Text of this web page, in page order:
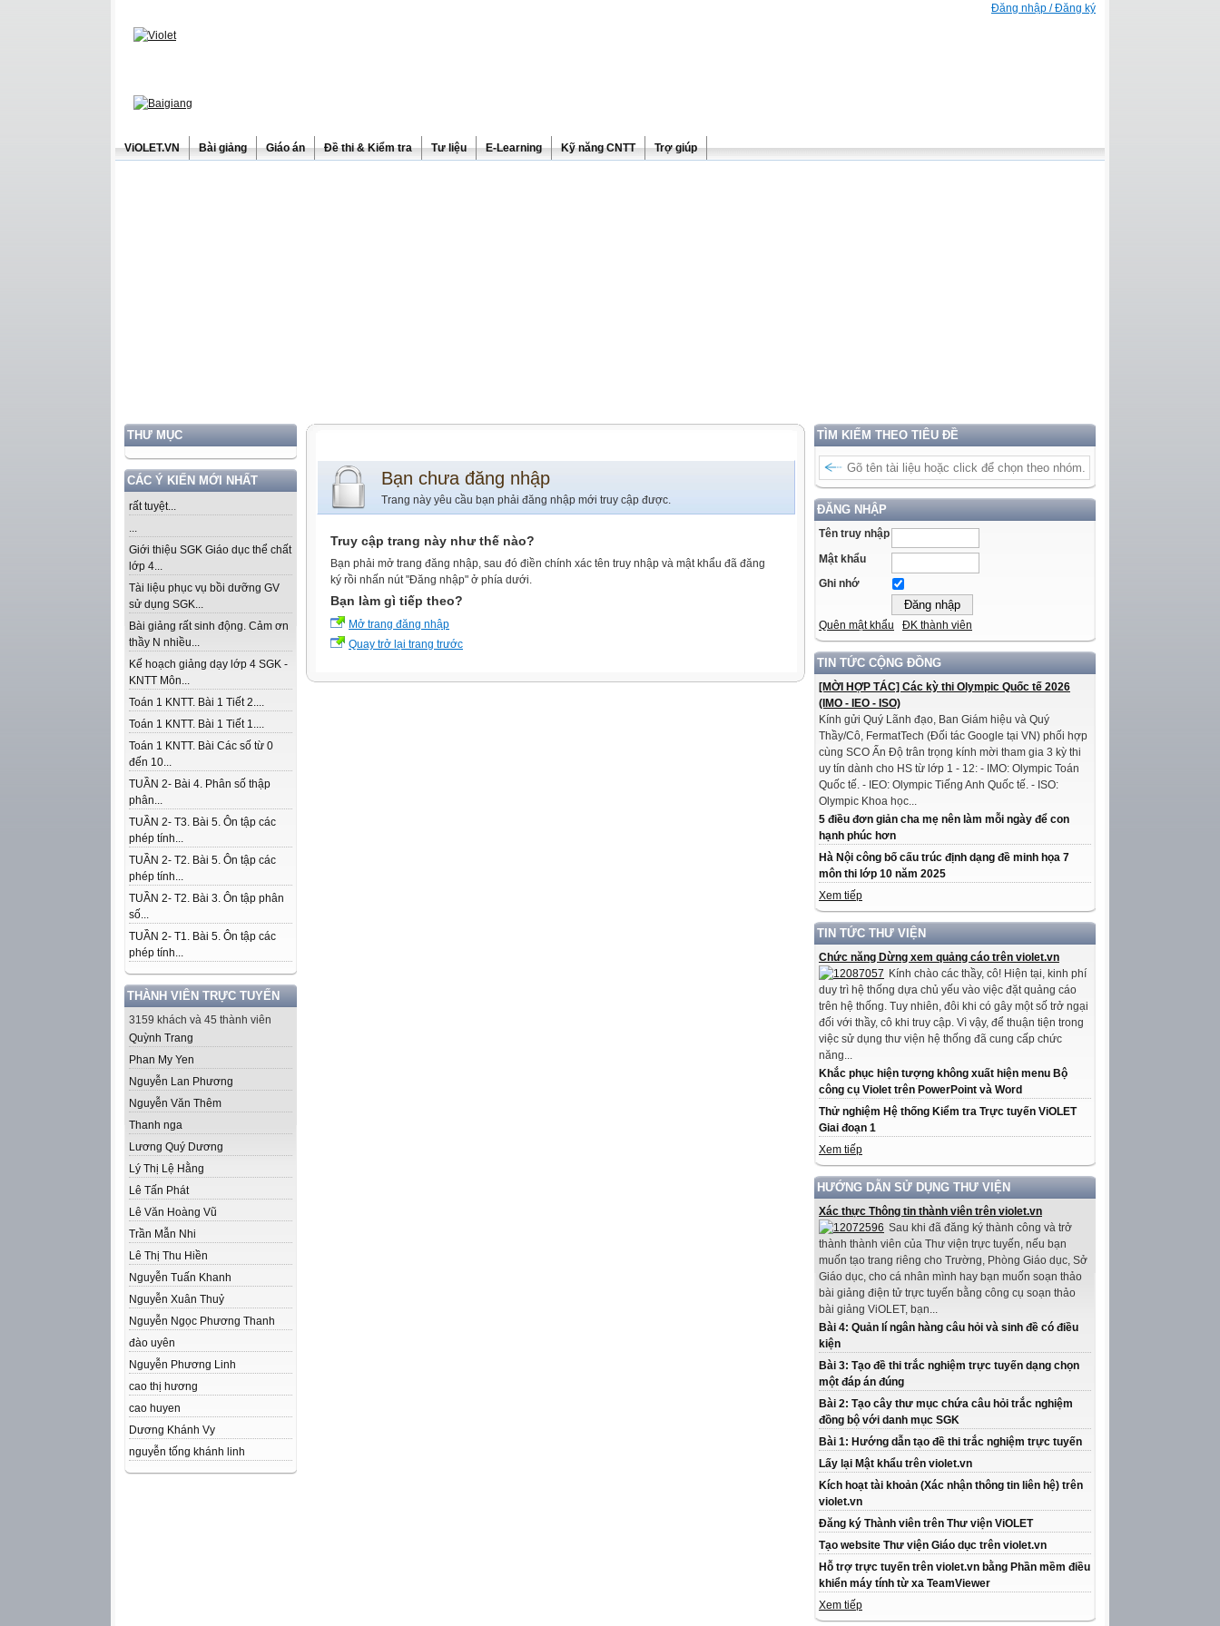
Đăng nhập / Đăng ký
ViOLET.VN Bài giảng Giáo án Đề thi & Kiểm tra Tư liệu E-Learning Kỹ năng CNTT Trợ giúp
THƯ MỤC
CÁC Ý KIẾN MỚI NHẤT
rất tuyệt...
...
Giới thiệu SGK Giáo dục thể chất
lớp 4...
Tài liệu phục vụ bồi dưỡng GV
sử dụng SGK...
Bài giảng rất sinh động. Cảm ơn
thầy N nhiều...
Kế hoạch giảng dạy lớp 4 SGK -
KNTT Môn...
Toán 1 KNTT. Bài 1 Tiết 2....
Toán 1 KNTT. Bài 1 Tiết 1....
Toán 1 KNTT. Bài Các số từ 0
đến 10...
TUẦN 2- Bài 4. Phân số thập
phân...
TUẦN 2- T3. Bài 5. Ôn tập các
phép tính...
TUẦN 2- T2. Bài 5. Ôn tập các
phép tính...
TUẦN 2- T2. Bài 3. Ôn tập phân
số...
TUẦN 2- T1. Bài 5. Ôn tập các
phép tính...
THÀNH VIÊN TRỰC TUYẾN
3159 khách và 45 thành viên
Quỳnh Trang
Phan My Yen
Nguyễn Lan Phương
Nguyễn Văn Thêm
Thanh nga
Lương Quý Dương
Lý Thị Lệ Hằng
Lê Tấn Phát
Lê Văn Hoàng Vũ
Trần Mẫn Nhi
Lê Thị Thu Hiền
Nguyễn Tuấn Khanh
Nguyễn Xuân Thuỷ
Nguyễn Ngọc Phương Thanh
đào uyên
Nguyễn Phương Linh
cao thị hương
cao huyen
Dương Khánh Vy
nguyễn tống khánh linh
TÌM KIẾM THEO TIÊU ĐỀ
ĐĂNG NHẬP
Tên truy nhập
Mật khẩu
Ghi nhớ
Quên mật khẩu ĐK thành viên
TIN TỨC CỘNG ĐỒNG
[MỜI HỢP TÁC] Các kỳ thi Olympic Quốc tế 2026
(IMO - IEO - ISO)
Kính gửi Quý Lãnh đạo, Ban Giám hiệu và Quý
Thầy/Cô, FermatTech (Đối tác Google tại VN) phối hợp
cùng SCO Ấn Độ trân trọng kính mời tham gia 3 kỳ thi
uy tín dành cho HS từ lớp 1 - 12: - IMO: Olympic Toán
Quốc tế. - IEO: Olympic Tiếng Anh Quốc tế. - ISO:
Olympic Khoa học...
5 điều đơn giản cha mẹ nên làm mỗi ngày để con
hạnh phúc hơn
Hà Nội công bố cấu trúc định dạng đề minh họa 7
môn thi lớp 10 năm 2025
Xem tiếp
TIN TỨC THƯ VIỆN
Chức năng Dừng xem quảng cáo trên violet.vn
Kính chào các thầy, cô! Hiện tại, kinh phí
duy trì hệ thống dựa chủ yếu vào việc đặt quảng cáo
trên hệ thống. Tuy nhiên, đôi khi có gây một số trở ngại
đối với thầy, cô khi truy cập. Vì vậy, để thuận tiện trong
việc sử dụng thư viện hệ thống đã cung cấp chức
năng...
Khắc phục hiện tượng không xuất hiện menu Bộ
công cụ Violet trên PowerPoint và Word
Thử nghiệm Hệ thống Kiểm tra Trực tuyến ViOLET
Giai đoạn 1
Xem tiếp
HƯỚNG DẪN SỬ DỤNG THƯ VIỆN
Xác thực Thông tin thành viên trên violet.vn
Sau khi đã đăng ký thành công và trở
thành thành viên của Thư viện trực tuyến, nếu bạn
muốn tạo trang riêng cho Trường, Phòng Giáo dục, Sở
Giáo dục, cho cá nhân mình hay bạn muốn soạn thảo
bài giảng điện tử trực tuyến bằng công cụ soạn thảo
bài giảng ViOLET, bạn...
Bài 4: Quản lí ngân hàng câu hỏi và sinh đề có điều
kiện
Bài 3: Tạo đề thi trắc nghiệm trực tuyến dạng chọn
một đáp án đúng
Bài 2: Tạo cây thư mục chứa câu hỏi trắc nghiệm
đồng bộ với danh mục SGK
Bài 1: Hướng dẫn tạo đề thi trắc nghiệm trực tuyến
Lấy lại Mật khẩu trên violet.vn
Kích hoạt tài khoản (Xác nhận thông tin liên hệ) trên
violet.vn
Đăng ký Thành viên trên Thư viện ViOLET
Tạo website Thư viện Giáo dục trên violet.vn
Hỗ trợ trực tuyến trên violet.vn bằng Phần mềm điều
khiển máy tính từ xa TeamViewer
Xem tiếp
Bạn chưa đăng nhập
Trang này yêu cầu bạn phải đăng nhập mới truy cập được.
Truy cập trang này như thế nào?
Bạn phải mở trang đăng nhập, sau đó điền chính xác tên truy nhập và mật khẩu đã đăng
ký rồi nhấn nút "Đăng nhập" ở phía dưới.
Bạn làm gì tiếp theo?
Mở trang đăng nhập
Quay trở lại trang trước